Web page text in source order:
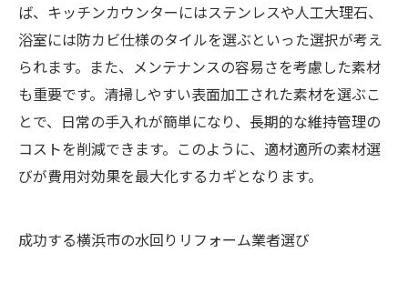
ば、キッチンカウンターにはステンレスや人工大理石、
浴室には防カビ仕様のタイルを選ぶといった選択が考え
られます。また、メンテナンスの容易さを考慮した素材
も重要です。清掃しやすい表面加工された素材を選ぶこ
とで、日常の手入れが簡単になり、長期的な維持管理の
コストを削減できます。このように、適材適所の素材選
びが費用対効果を最大化するカギとなります。
成功する横浜市の水回りリフォーム業者選び